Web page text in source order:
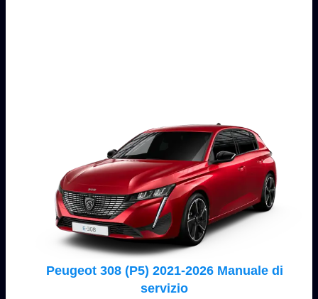
Peugeot 308 (P5) 2021-2026 Manuale di
servizio